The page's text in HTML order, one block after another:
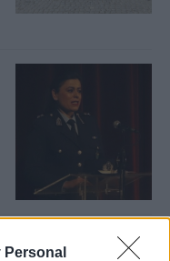
Personal